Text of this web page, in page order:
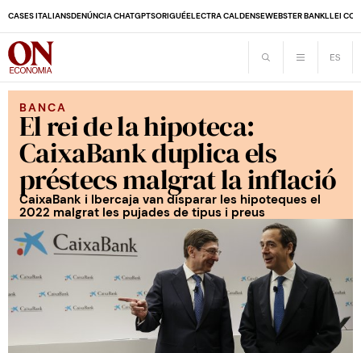
CASES ITALIANSDENÚNCIA CHATGPTSORIGUÉELECTRA CALDENSEWEBSTER BANKLLEI
BANCA
El rei de la hipoteca:
CaixaBank duplica els
préstecs malgrat la inflació
CaixaBank i Ibercaja van disparar les hipoteques el
2022 malgrat les pujades de tipus i preus